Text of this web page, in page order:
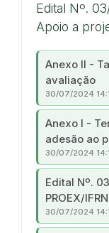
Edital Nº.
Apoio a
Anexo II -
avaliação
30/07/2024
Anexo I -
adesão ao
30/07/2024
Edital Nº.
PROEX/IFRN
30/07/2024